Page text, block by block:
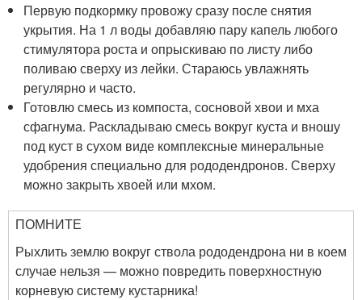
Первую подкормку провожу сразу после снятия
укрытия. На 1 л воды добавляю пару капель любого
стимулятора роста и опрыскиваю по листу либо
поливаю сверху из лейки. Стараюсь увлажнять
регулярно и часто.
Готовлю смесь из компоста, сосновой хвои и мха
сфагнума. Раскладываю смесь вокруг куста и вношу
под куст в сухом виде комплексные минеральные
удобрения специально для рододендронов. Сверху
можно закрыть хвоей или мхом.
ПОМНИТЕ
Рыхлить землю вокруг ствола рододендрона ни в коем
случае нельзя — можно повредить поверхностную
корневую систему кустарника!